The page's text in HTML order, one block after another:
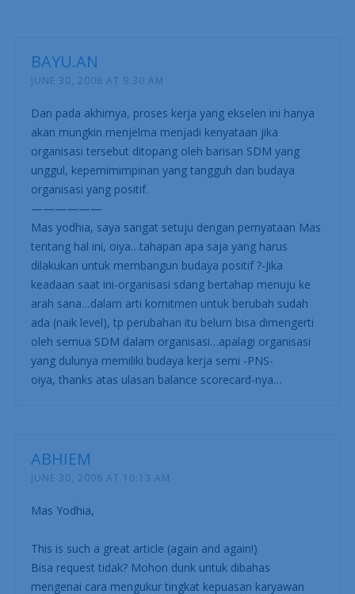
Kinerja Perusahaan dengan
BAYU.AN
JUNE 30, 2008 AT 9:30 AM
Dan pada akhirnya, proses kerja yang ekselen ini hanya
akan mungkin menjelma menjadi kenyataan jika
organisasi tersebut ditopang oleh barisan SDM yang
unggul, kepemimimpinan yang tangguh dan budaya
organisasi yang positif.
——————
Mas yodhia, saya sangat setuju dengan pernyataan Mas
tentang hal ini, oiya…tahapan apa saja yang harus
dilakukan untuk membangun budaya positif ?-Jika
oleh semua SDM dalam organisasi…apalagi organisasi
yang dulunya memiliki budaya kerja semi -PNS-
oiya, thanks atas ulasan balance scorecard-nya…
ABHIEM
JUNE 30, 2008 AT 10:13 AM